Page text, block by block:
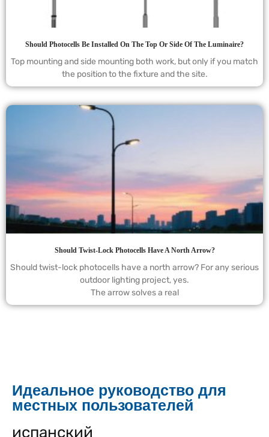
Should Photocells Be Installed On The Top Or Side Of The Luminaire?
Top mounting and side mounting both work, but only if you match
the position to the fixture and the site.
Should Twist-Lock Photocells Have A North Arrow?
Should twist-lock photocells have a north arrow? For any serious
outdoor lighting project, yes.
The arrow solves a real
Идеальное руководство для
местных пользователей
испанский